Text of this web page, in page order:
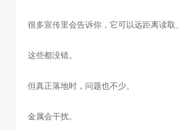
很多宣传里会告诉你，它可以远距离读取
这些都没错。
但真正落地时，问题也不少。
金属会干扰。